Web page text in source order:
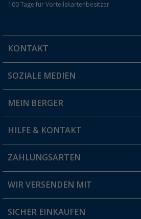
100 Tage für Vorteilskartenbesitzer
KONTAKT
Du hast eine Frage?
Filiale finden
SOZIALE MEDIEN
MEIN BERGER
Vorteilskarte
Blog
Jobs & Karriere
HILFE & KONTAKT
FAQ & Kontakt
Versandinformationen
ZAHLUNGSARTEN
WIR VERSENDEN MIT
SICHER EINKAUFEN